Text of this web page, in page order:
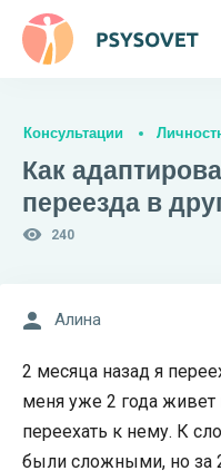
Консультации
Как
переезда в
240
Алина
2 месяца назад я
меня уже 2 года
переехать к нему. К
были сложными, но за